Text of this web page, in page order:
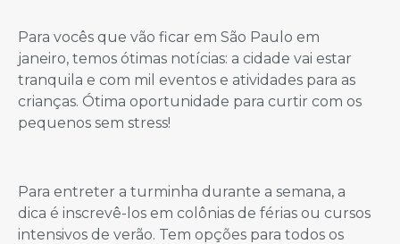
Para vocês que vão ficar em São Paulo em
janeiro, temos ótimas notícias: a cidade vai estar
tranquila e com mil eventos e atividades para as
crianças. Ótima oportunidade para curtir com os
pequenos sem stress!
Para entreter a turminha durante a semana, a
dica é inscrevê-los em colônias de férias ou cursos
intensivos de verão. Tem opções para todos os